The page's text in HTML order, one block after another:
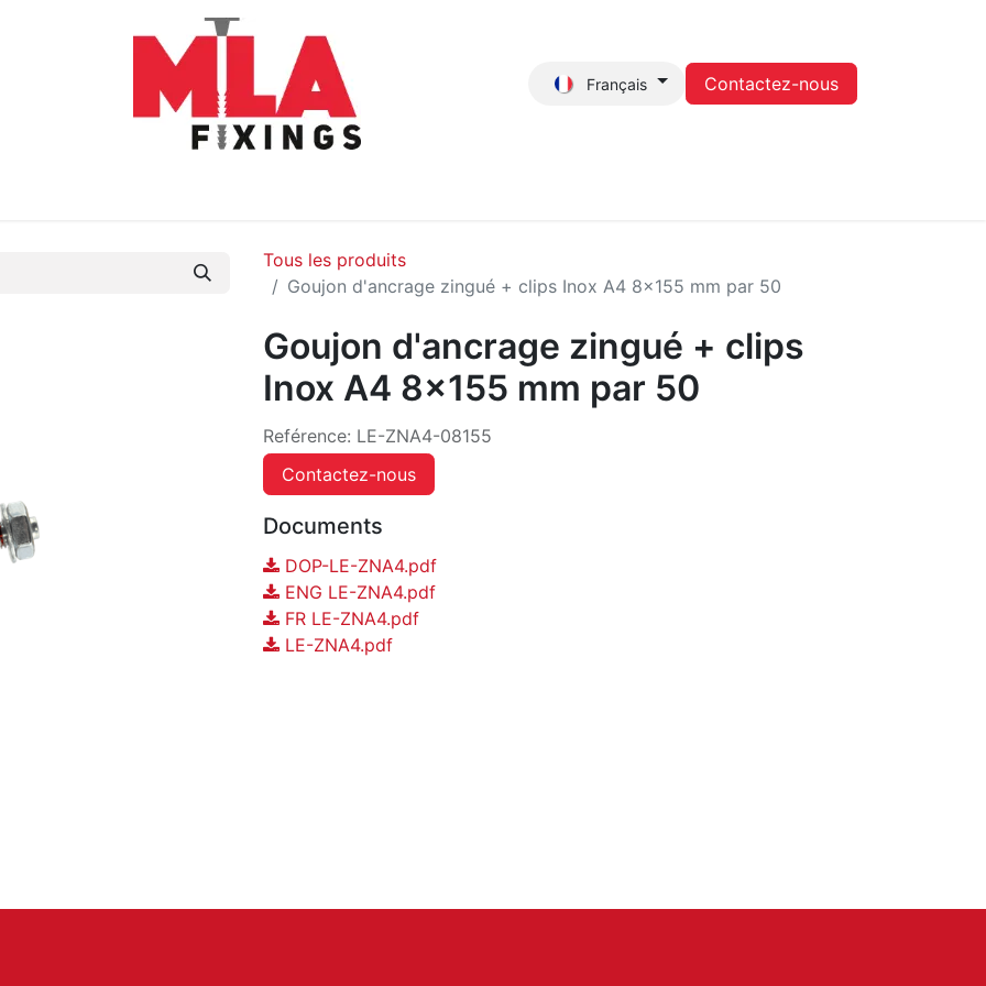
Français Contactez-nous
Tous les produits
Goujon d'ancrage zingué + clips Inox A4 8x155 mm par 50
Goujon d'ancrage zingué + clips
Inox A4 8x155 mm par 50
Reférence: LE-ZNA4-08155
Contactez-nous
Documents
DOP-LE-ZNA4.pdf
ENG LE-ZNA4.pdf
FR LE-ZNA4.pdf
LE-ZNA4.pdf